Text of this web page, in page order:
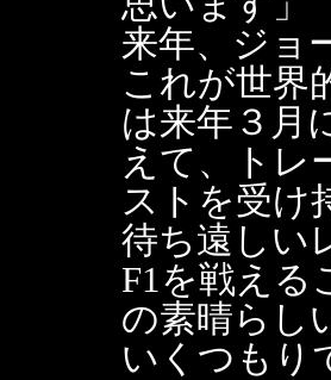
来年、ジョ
これが世界
は来年３月
えて、トレ
ストを受け
待ち遠しい
F1を戦える
の素晴らし
いくつもり